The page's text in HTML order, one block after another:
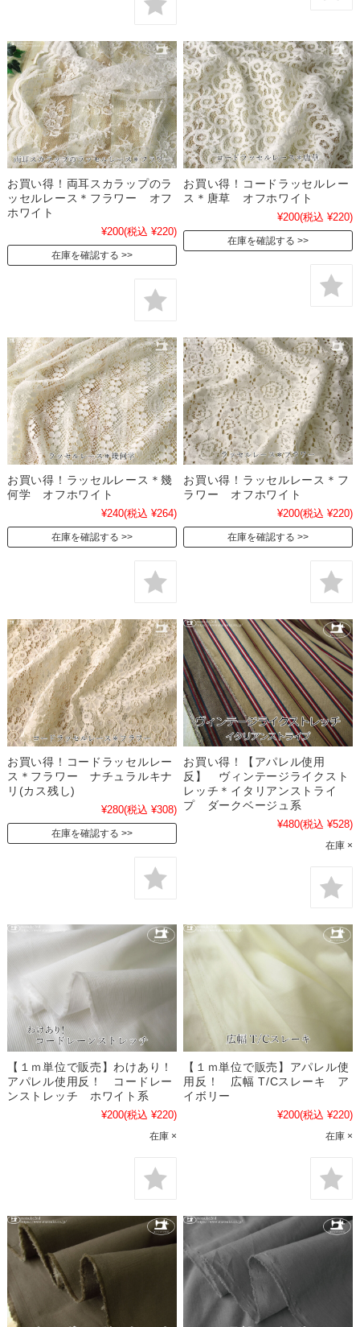
お買い得！両耳スカラップのラ
ッセルレース＊フラワー オフ
ホワイト
¥200(税込 ¥220)
在庫を確認する
お買い得！コードラッセルレー
ス＊唐草 オフホワイト
¥200(税込 ¥220)
在庫を確認する
お買い得！ラッセルレース＊幾
何学 オフホワイト
¥240(税込 ¥264)
在庫を確認する
お買い得！ラッセルレース＊フ
ラワー オフホワイト
¥200(税込 ¥220)
在庫を確認する
お買い得！コードラッセルレー
ス＊フラワー ナチュラルキナ
リ(カス残し)
¥280(税込 ¥308)
在庫を確認する
お買い得！【アパレル使用
反】 ヴィンテージライクスト
レッチ＊イタリアンストライ
プ ダークベージュ系
¥480(税込 ¥528)
在庫 ×
【１ｍ単位で販売】わけあり！
アパレル使用反！ コードレー
ンストレッチ ホワイト系
¥200(税込 ¥220)
在庫 ×
【１ｍ単位で販売】アパレル使
用反！ 広幅 T/Cスレーキ ア
イボリー
¥200(税込 ¥220)
在庫 ×